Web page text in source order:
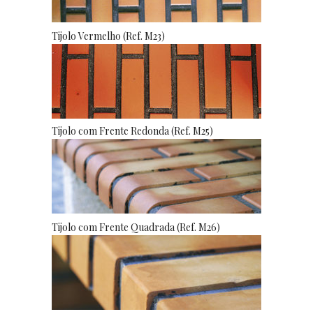
Tijolo Vermelho (Ref. M23)
Tijolo com Frente Redonda (Ref. M25)
Tijolo com Frente Quadrada (Ref. M26)